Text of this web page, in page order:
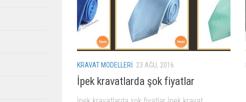
KRAVAT MODELLERI 23 AĞU, 2016
İpek kravatlarda şok fiyatlar